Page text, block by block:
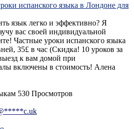
испанского языка в Лондоне для
язык легко и эффективно? Я
вас своей индивидуальной
Частные уроки испанского языка
35£ в час (Cкидка! 10 уроков за
к вам домой при
включены в стоимость! Алена
530 Просмотров